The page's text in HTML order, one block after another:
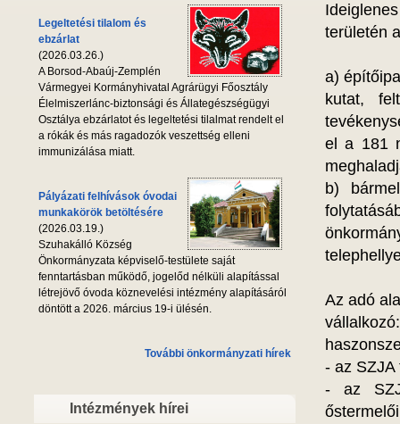
Legeltetési tilalom és
ebzárlat
(2026.03.26.)
A Borsod-Abaúj-Zemplén
Vármegyei Kormányhivatal Agrárügyi Főosztály
Élelmiszerlánc-biztonsági és Állategészségügyi
Osztálya ebzárlatot és legeltetési tilalmat rendelt el
a rókák és más ragadozók veszettség elleni
immunizálása miatt.
Pályázati felhívások óvodai
munkakörök betöltésére
(2026.03.19.)
Szuhakálló Község
Önkormányzata képviselő-testülete saját
fenntartásban működő, jogelőd nélküli alapítással
létrejövő óvoda köznevelési intézmény alapításáról
döntött a 2026. március 19-i ülésén.
További önkormányzati hírek
Intézmények hírei
területén
a)
kutat,
el a 181
b)
Az adó
- az SZJA
- az